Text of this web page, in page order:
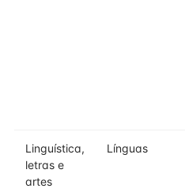
Linguística,
letras e
artes
Línguas